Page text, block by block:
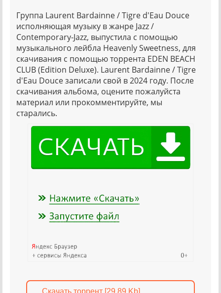
Группа Laurent Bardainne / Tigre d'Eau Douce
исполняющая музыку в жанре Jazz /
Contemporary-Jazz, выпустила с помощью
музыкального лейбла Heavenly Sweetness, для
скачивания с помощью торрента EDEN BEACH
CLUB (Edition Deluxe). Laurent Bardainne / Tigre
d'Eau Douce записали свой в 2024 году. После
скачивания альбома, оцените пожалуйста
материал или прокомментируйте, мы
старались.
Скачать торрент [29.89 Kb]